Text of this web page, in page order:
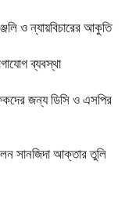
ও ন্যায়বিচারের আকুতি
ব্যবস্থা
জন্য ডিসি ও এসপির
সানজিদা আক্তার তুলি